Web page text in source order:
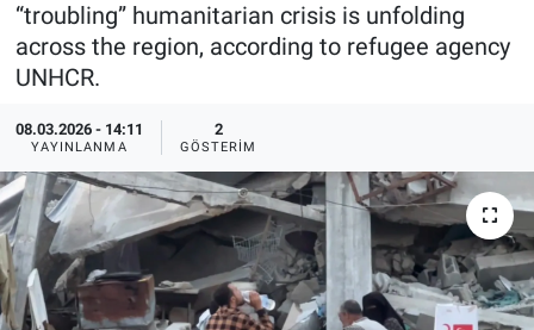
“troubling” humanitarian crisis is unfolding
across the region, according to refugee agency
UNHCR.
08.03.2026 - 14:11
YAYINLANMA
2
GÖSTERIM
Tüm Haberler
İletişim
Künye
Süper Lig Puan Durumu ve Fikstür
Tüm Manşetler
Son Dakika Haberleri
Haber Arşivi